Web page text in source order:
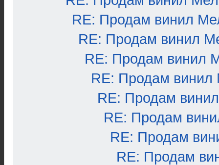
RE: Продам винил
RE: Продам винил
RE: Продам винил
RE: Продам винил
RE: Продам
RE: Продам
RE: Продам
RE: Продам